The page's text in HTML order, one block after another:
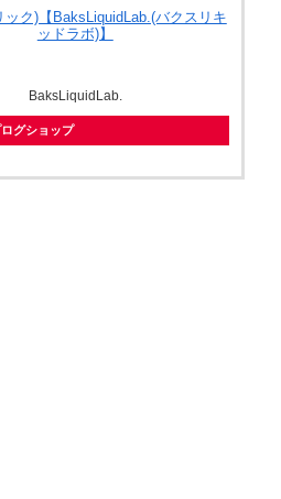
ック)【BaksLiquidLab.(バクスリキ
ッドラボ)】
BaksLiquidLab.
グショップ